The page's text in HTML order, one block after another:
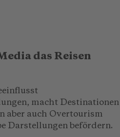
das Reisen
macht Destinationen
aber auch Overtourism
Darstellungen befördern.